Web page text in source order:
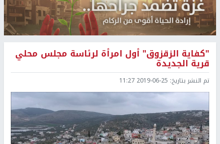
"كفاية الزقزوق" أول امرأة لرئاسة مجلس محلي
قرية الجديدة
تم النشر بتاريخ: 2019-06-25 11:27